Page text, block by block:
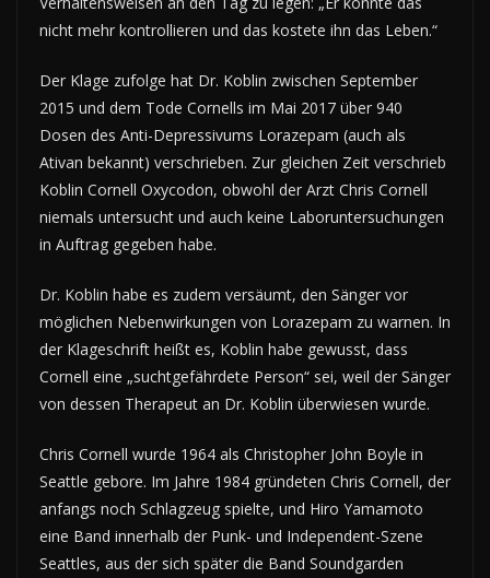
nicht mehr kontrollieren und das kostete ihn das Leben.“
Der Klage zufolge hat Dr. Koblin zwischen September
2015 und dem Tode Cornells im Mai 2017 über 940
Dosen des Anti-Depressivums Lorazepam (auch als
Ativan bekannt) verschrieben. Zur gleichen Zeit verschrieb
Koblin Cornell Oxycodon, obwohl der Arzt Chris Cornell
niemals untersucht und auch keine Laboruntersuchungen
in Auftrag gegeben habe.
Dr. Koblin habe es zudem versäumt, den Sänger vor
möglichen Nebenwirkungen von Lorazepam zu warnen. In
der Klageschrift heißt es, Koblin habe gewusst, dass
Cornell eine „suchtgefährdete Person“ sei, weil der Sänger
von dessen Therapeut an Dr. Koblin überwiesen wurde.
Chris Cornell wurde 1964 als Christopher John Boyle in
Seattle gebore. Im Jahre 1984 gründeten Chris Cornell, der
anfangs noch Schlagzeug spielte, und Hiro Yamamoto
eine Band innerhalb der Punk- und Independent-Szene
Seattles, aus der sich später die Band Soundgarden